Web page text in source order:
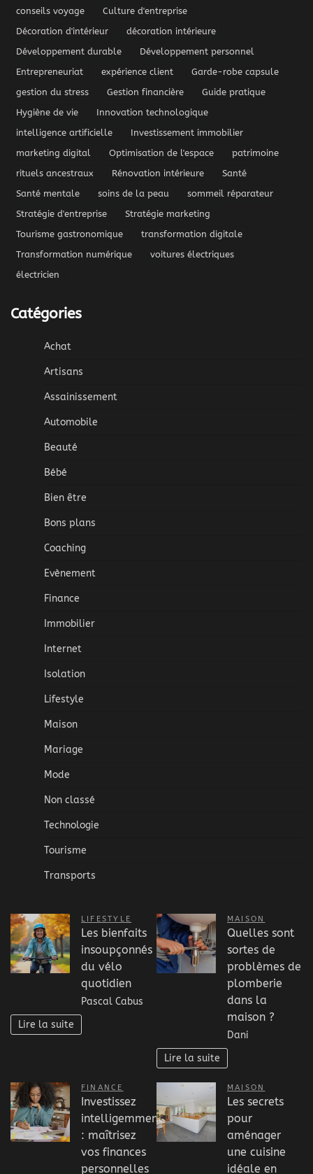
conseils voyage
Culture d'entreprise
Décoration d'intérieur
décoration intérieure
Développement durable
Développement personnel
Entrepreneuriat
expérience client
Garde-robe capsule
gestion du stress
Gestion financière
Guide pratique
Hygiène de vie
Innovation technologique
intelligence artificielle
Investissement immobilier
marketing digital
Optimisation de l'espace
patrimoine
rituels ancestraux
Rénovation intérieure
Santé
Santé mentale
soins de la peau
sommeil réparateur
Stratégie d'entreprise
Stratégie marketing
Tourisme gastronomique
transformation digitale
Transformation numérique
voitures électriques
électricien
Catégories
Achat
Artisans
Assainissement
Automobile
Beauté
Bébé
Bien être
Bons plans
Coaching
Evènement
Finance
Immobilier
Internet
Isolation
Lifestyle
Maison
Mariage
Mode
Non classé
Technologie
Tourisme
Transports
LIFESTYLE
Les bienfaits
insoupçonnés
du vélo
quotidien
Pascal Cabus
Lire la suite
MAISON
Quelles sont
sortes de
problèmes de
plomberie
dans la
maison ?
Dani
Lire la suite
FINANCE
Investissez
intelligemment
: maîtrisez
vos finances
personnelles
MAISON
Les secrets
pour
aménager
une cuisine
idéale en